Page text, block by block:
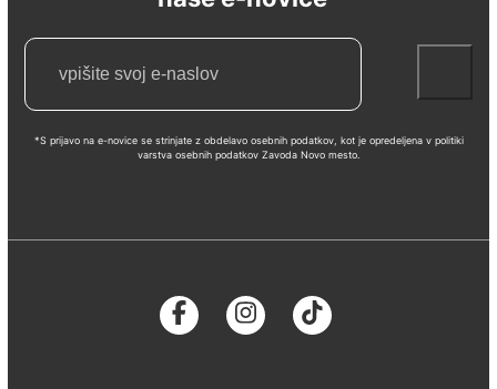
*S prijavo na e-novice se strinjate z obdelavo osebnih podatkov, kot je opredeljena v politiki
varstva osebnih podatkov Zavoda Novo mesto.